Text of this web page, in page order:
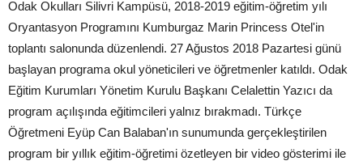
Odak Okulları Silivri Kampüsü, 2018-2019 eğitim-öğretim yılı
Oryantasyon Programını Kumburgaz Marin Princess Otel'in
toplantı salonunda düzenlendi. 27 Ağustos 2018 Pazartesi günü
başlayan programa okul yöneticileri ve öğretmenler katıldı. Odak
Eğitim Kurumları Yönetim Kurulu Başkanı Celalettin Yazıcı da
program açılışında eğitimcileri yalnız bırakmadı. Türkçe
Öğretmeni Eyüp Can Balaban'ın sunumunda gerçekleştirilen
program bir yıllık eğitim-öğretimi özetleyen bir video gösterimi ile